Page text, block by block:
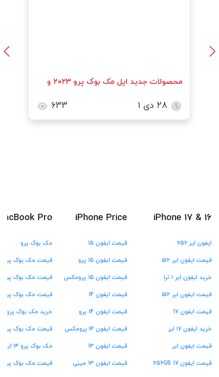
محصولات جدید اپل مک بوک پرو ۲۰۲۳ و
28 دی 1 633
iPhone 17 & 16
ایفون ایر 256
قیمت ایفون ایر ۵۱۲
خرید ایفون ایر ۱ ترا
قیمت ایفون ایر ۵۱۲
قیمت ایفون 17
خرید ایفون ۱۷ ایر
قیمت ایفون ایر
قیمت ایفون 17 256GB
iPhone Price
قیمت ایفون 15
قیمت ایفون 15 پرو
قیمت ایفون 15 پرومکس
قیمت ایفون 14
قیمت ایفون 14 پرو
قیمت ایفون ۱۴ پرومکس
قیمت ایفون 13
قیمت ایفون 13 مینی
Pro
مک بوک پرو
قیمت مک بوک پرو M4
قیمت مک بوک پرو M3
قیمت مک بوک پرو M2
خرید مک بوک پرو M1
قیمت مک بوک پرو ۱۳ اینچ
مک بوک پرو ۱۴ اینچ
قیمت مک بوک پرو ۱۶ اینچ